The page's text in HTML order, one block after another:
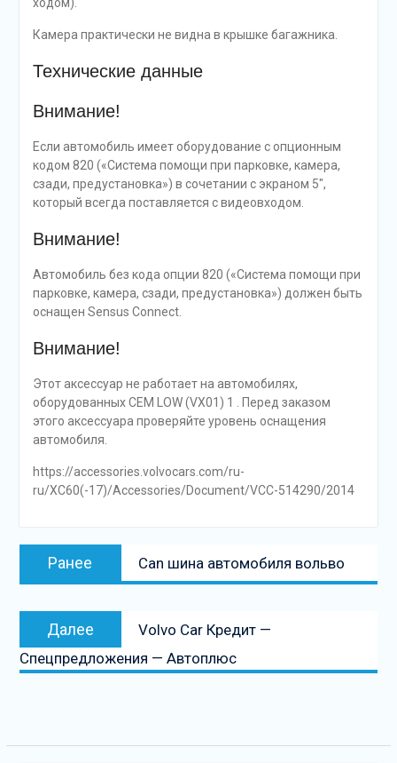
ходом).
Камера практически не видна в крышке багажника.
Технические данные
Внимание!
Если автомобиль имеет оборудование с опционным
кодом 820 («Система помощи при парковке, камера,
сзади, предустановка») в сочетании с экраном 5″,
который всегда поставляется с видеовходом.
Внимание!
Автомобиль без кода опции 820 («Система помощи при
парковке, камера, сзади, предустановка») должен быть
оснащен Sensus Connect.
Внимание!
Этот аксессуар не работает на автомобилях,
оборудованных CEM LOW (VX01) 1 . Перед заказом
этого аксессуара проверяйте уровень оснащения
автомобиля.
https://accessories.volvocars.com/ru-
ru/XC60(-17)/Accessories/Document/VCC-514290/2014
Навигация
Ранее
Предыдущая
запись:
Can шина автомобиля вольво
Далее
Следующая
запись
Volvo Car Кредит —
Спецпредложения — Автоплюс